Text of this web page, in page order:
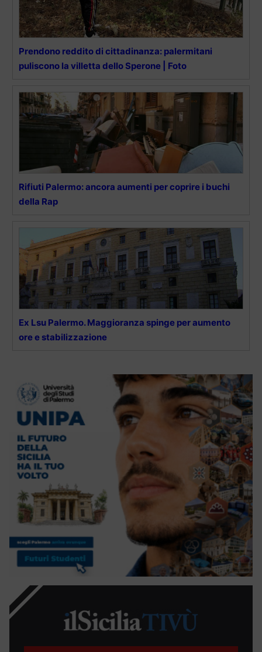
Prendono reddito di cittadinanza: palermitani
puliscono la villetta dello Sperone | Foto
Rifiuti Palermo: ancora aumenti per coprire i buchi
della Rap
Ex Lsu Palermo. Maggioranza spinge per aumento
ore e stabilizzazione